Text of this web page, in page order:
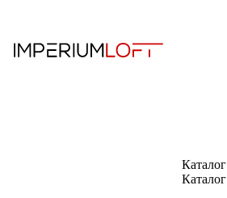
Каталог
Каталог